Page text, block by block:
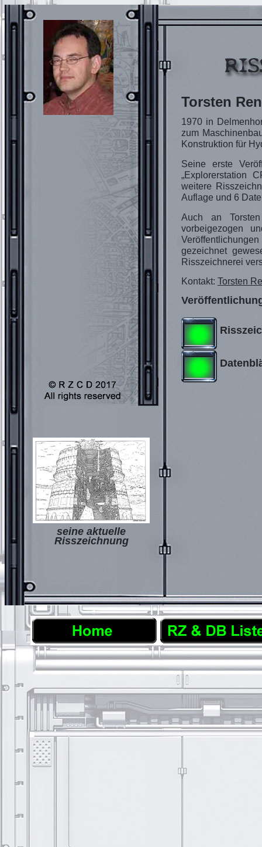
seine aktuelle
Risszeichnung
Torsten
1970 in
zum
Konstruktion für
Seine erste
„Explorerstation
weitere
Auflage und 6
Auch an
vorbeigezogen
gezeichnet
Risszeichnerei
Kontakt: Torsten